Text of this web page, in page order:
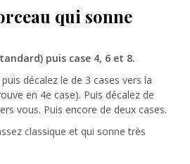
qui sonne
puis case 4, 6 et 8.
décalez le de 3 cases vers la
en 4e case). Puis décalez de
vous. Puis encore de deux cases.
classique et qui sonne très